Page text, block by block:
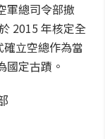
軍總司令部撤
2015 年核定全
立空總作為當
國定古蹟。